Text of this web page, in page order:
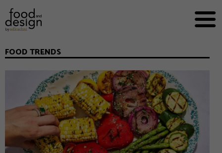


EKSPERCI
FOOD WORKING
E-BOOKI
O NAS
REKLAMA
FOOD TRENDS